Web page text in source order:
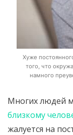
Хуже
того, что
намного
Многих людей
близкому
жалуется на